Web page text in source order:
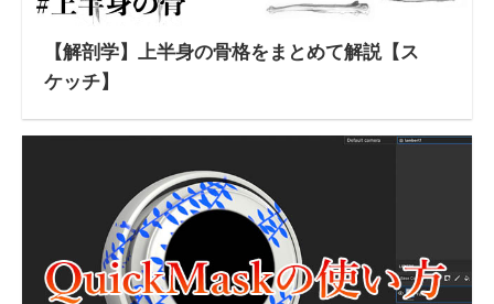
【解剖学】上半身の骨格をまとめて解説【ス
ケッチ】